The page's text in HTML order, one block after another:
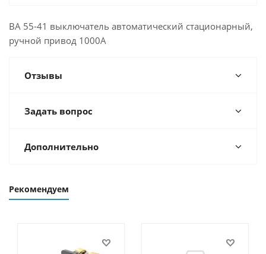
ВА 55-41 выключатель автоматический стационарный,
ручной привод 1000А
Отзывы
Задать вопрос
Дополнительно
Рекомендуем